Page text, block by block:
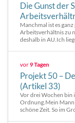
Die Gunst der
Manchmal ist es
Arbeitsverhältnis zu
deshalb in AU.Ich
vor9 Tagen
Projekt 50 –
(Artikel 33)
Vor drei Wochen bin
Ordnung.Mein Mann
schöne Zeit. So im